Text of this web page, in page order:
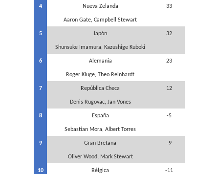
4 Nueva Zelanda
Aaron Gate, Campbell Stewart
33
5 Japón
Shunsuke Imamura, Kazushige Kuboki
32
6 Alemania
Roger Kluge, Theo Reinhardt
23
7 República Checa
Denis Rugovac, Jan Vones
12
8 España
Sebastian Mora, Albert Torres
-5
9 Gran Bretaña
Oliver Wood, Mark Stewart
-9
10 Bélgica -11